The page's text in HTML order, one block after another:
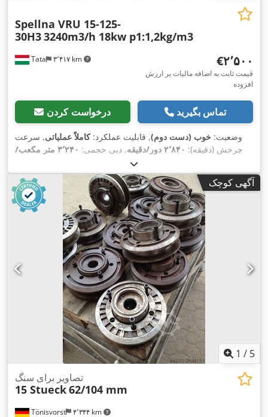
Tata ۳٬۴۱۷ km
Spellna VRU 15-125-
30H33240m3/h 18kw p1:1,2kg/m3
‎€۲٬۵۰۰
قیمت ثابت به اضافه مالیات بر ارزش
افزوده
درخواست کردن تماس بگیرید
وضعیت: خوب (دست دوم), قابلیت عملکرد:کاملاً عملیاتی, سرعت
چرخش (دقیقه): ۲٬۸۴۰ دور/دقیقه , دبی حجمی:
۳٬۲۴۰ متر مکعب/
۱۸ کیلووات (۲۴٫۴۷ اسب
بخار),
آگهی کوچک
1 / 5
Tönisvorst ۴٬۳۴۴ km
تصاویر برای سنگ
15 Stueck62/104 mm